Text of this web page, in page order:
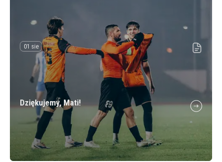
01 sie
Dziękujemy, Mati!